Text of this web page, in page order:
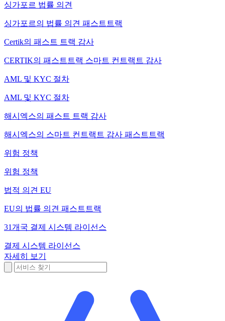
싱가포르 법률 의견
싱가포르의 법률 의견 패스트트랙
Certik의 패스트 트랙 감사
CERTIK의 패스트트랙 스마트 컨트랙트 감사
AML 및 KYC 절차
AML 및 KYC 절차
해시엑스의 패스트 트랙 감사
해시엑스의 스마트 컨트랙트 감사 패스트트랙
위험 정책
위험 정책
법적 의견 EU
EU의 법률 의견 패스트트랙
31개국 결제 시스템 라이선스
결제 시스템 라이선스
자세히 보기